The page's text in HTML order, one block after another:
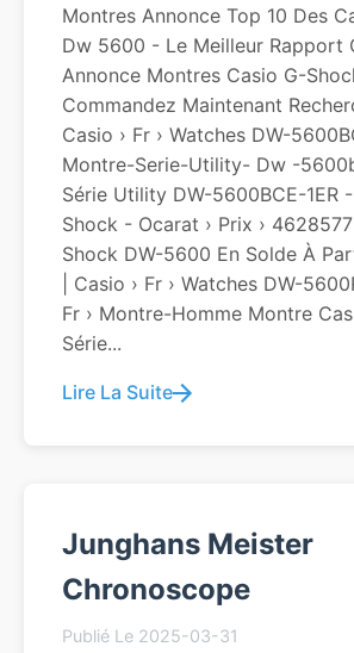
Montres Annonce Top 10 Des
Dw 5600 - Le Meilleur Rapport
Annonce Montres Casio G-
Commandez Maintenant
Casio › Fr › Watches DW-
Montre-Serie-Utility- Dw -
Série Utility DW-5600BCE-1ER
Shock - Ocarat › Prix ›
Shock DW-5600 En Solde À
| Casio › Fr › Watches DW-
Fr › Montre-Homme Montre
Série...
Lire La Suite
Junghans Meister
Chronoscope
Publié Le 2025-03-31